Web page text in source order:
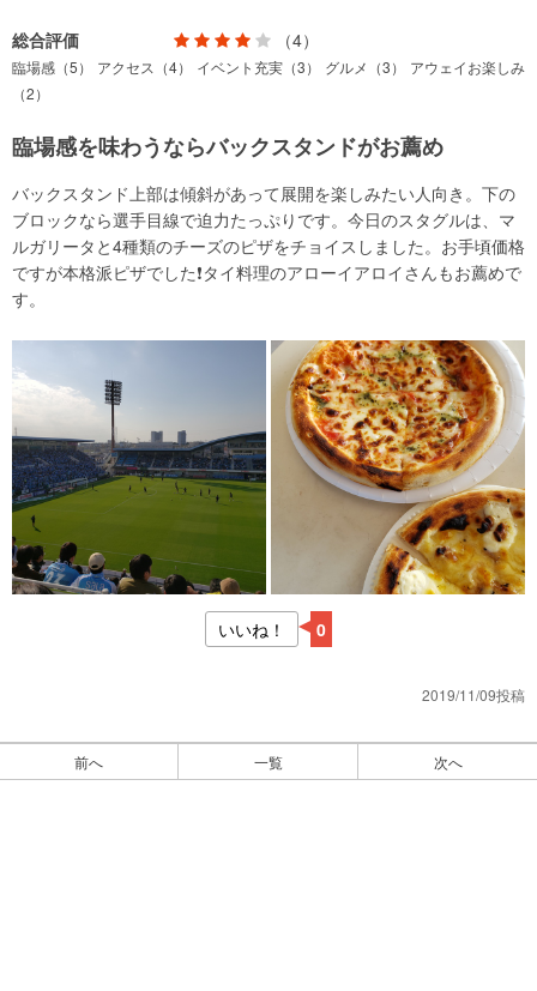
総合評価 （4）
臨場感（5） アクセス（4） イベント充実（3） グルメ（3）
アウェイお楽しみ
（2）
臨場感を味わうならバックスタンドがお薦め
バックスタンド上部は傾斜があって展開を楽しみたい人向き。下の
ブロックなら選手目線で迫力たっぷりです。今日のスタグルは、マ
ルガリータと4種類のチーズのピザをチョイスしました。お手頃価格
ですが本格派ピザでした❗タイ料理のアローイアロイさんもお薦めで
す。
いいね！ 0
2019/11/09投稿
前へ 一覧 次へ